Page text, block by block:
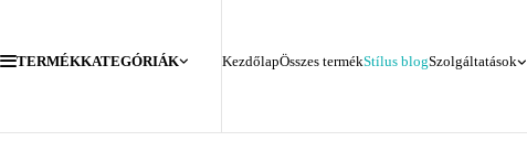
TERMÉKKATEGÓRIÁK KezdőlapÖsszes termékStílus blogSzolgáltatások